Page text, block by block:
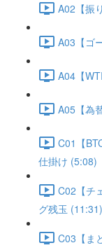
A02【振
A03【ゴ
A04【
A05【為
C01【
仕掛け (5:08)
C02【チ
グ残玉 (11:31)
C03【ま